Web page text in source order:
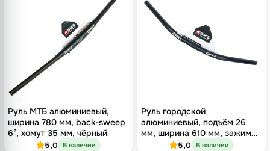
Руль МТБ алюминиевый,
ширина 780 мм, back-sweep
6°, хомут 35 мм, чёрный
5,0 В наличии
Руль городской
алюминиевый, подъём 26
мм, ширина 610 мм, зажим
25.4 мм, чёрный
5,0 В наличии